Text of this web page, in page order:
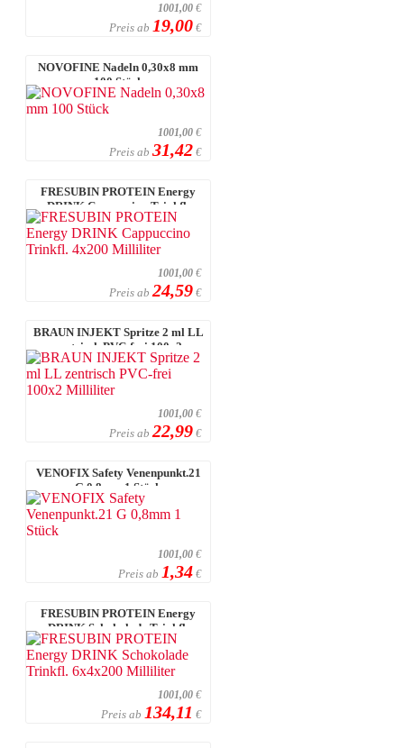
1001,00 €
Preis ab 19,00 €
NOVOFINE Nadeln 0,30x8 mm
100 Stück
1001,00 €
Preis ab 31,42 €
FRESUBIN PROTEIN Energy
DRINK Cappuccino Trinkfl.
4x200 Millilit ...
1001,00 €
Preis ab 24,59 €
BRAUN INJEKT Spritze 2 ml LL
zentrisch PVC-frei 100x2
Milliliter
1001,00 €
Preis ab 22,99 €
VENOFIX Safety Venenpunkt.21
G 0,8mm 1 Stück
1001,00 €
Preis ab 1,34 €
FRESUBIN PROTEIN Energy
DRINK Schokolade Trinkfl.
6x4x200 Millil ...
1001,00 €
Preis ab 134,11 €